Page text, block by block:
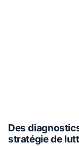
Des
stratégie de